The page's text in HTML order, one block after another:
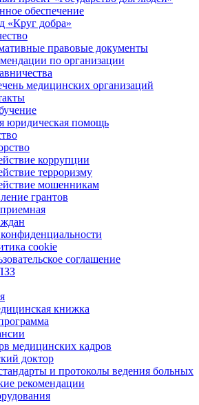
обеспечение
«Круг добра»
правовые документы
по организации
медицинских организаций
юридическая помощь
коррупции
терроризму
мошенникам
грантов
cookie
соглашение
книжка
медицинских кадров
доктор
и протоколы ведения больных
рекомендации